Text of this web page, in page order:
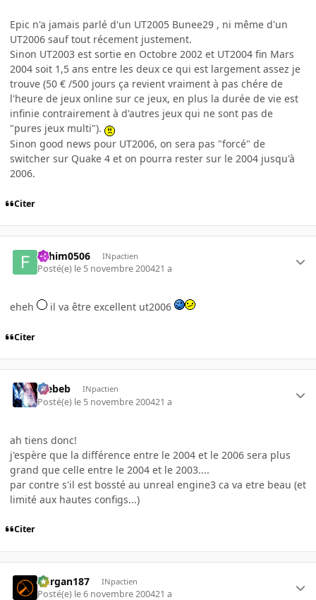
Epic n'a jamais parlé d'un UT2005 Bunee29 , ni même d'un
UT2006 sauf tout récement justement.
Sinon UT2003 est sortie en Octobre 2002 et UT2004 fin Mars
2004 soit 1,5 ans entre les deux ce qui est largement assez je
trouve (50 € /500 jours ça revient vraiment à pas chére de
l'heure de jeux online sur ce jeux, en plus la durée de vie est
infinie contrairement à d'autres jeux qui ne sont pas de
"pures jeux multi").
Sinon good news pour UT2006, on sera pas "forcé" de
switcher sur Quake 4 et on pourra rester sur le 2004 jusqu'à
2006.
Citer
Fahim0506 INpactien
Posté(e) le 5 novembre 200421 a
eheh il va être excellent ut2006
Citer
Trebeb INpactien
Posté(e) le 5 novembre 200421 a
ah tiens donc!
j'espère que la différence entre le 2004 et le 2006 sera plus
grand que celle entre le 2004 et le 2003....
par contre s'il est bossté au unreal engine3 ca va etre beau (et
limité aux hautes configs...)
Citer
kurgan187 INpactien
Posté(e) le 6 novembre 200421 a